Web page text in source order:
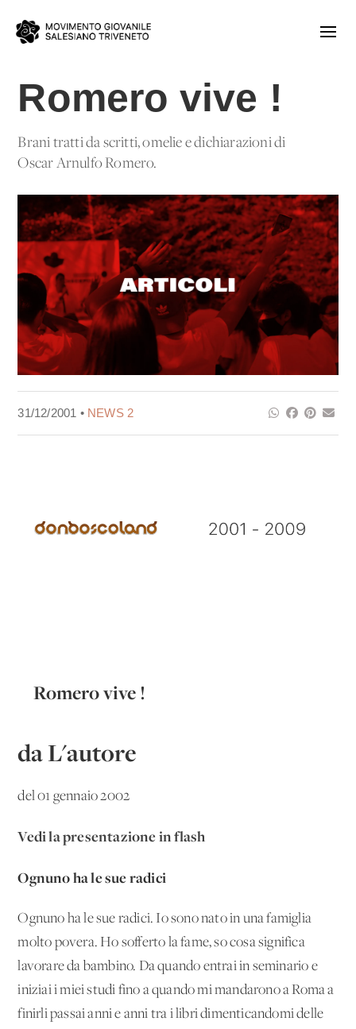
Romero vive !
Brani tratti da scritti, omelie e dichiarazioni di
Oscar Arnulfo Romero.
31/12/2001 • NEWS 2
Romero vive !
da L'autore
del 01 gennaio 2002
Vedi la presentazione in flash
Ognuno ha le sue radici
Ognuno ha le sue radici. Io sono nato in una famiglia
molto povera. Ho sofferto la fame, so cosa significa
lavorare da bambino. Da quando entrai in seminario e
iniziai i miei studi fino a quando mi mandarono a Roma a
finirli passai anni e anni tra i libri dimenticandomi delle